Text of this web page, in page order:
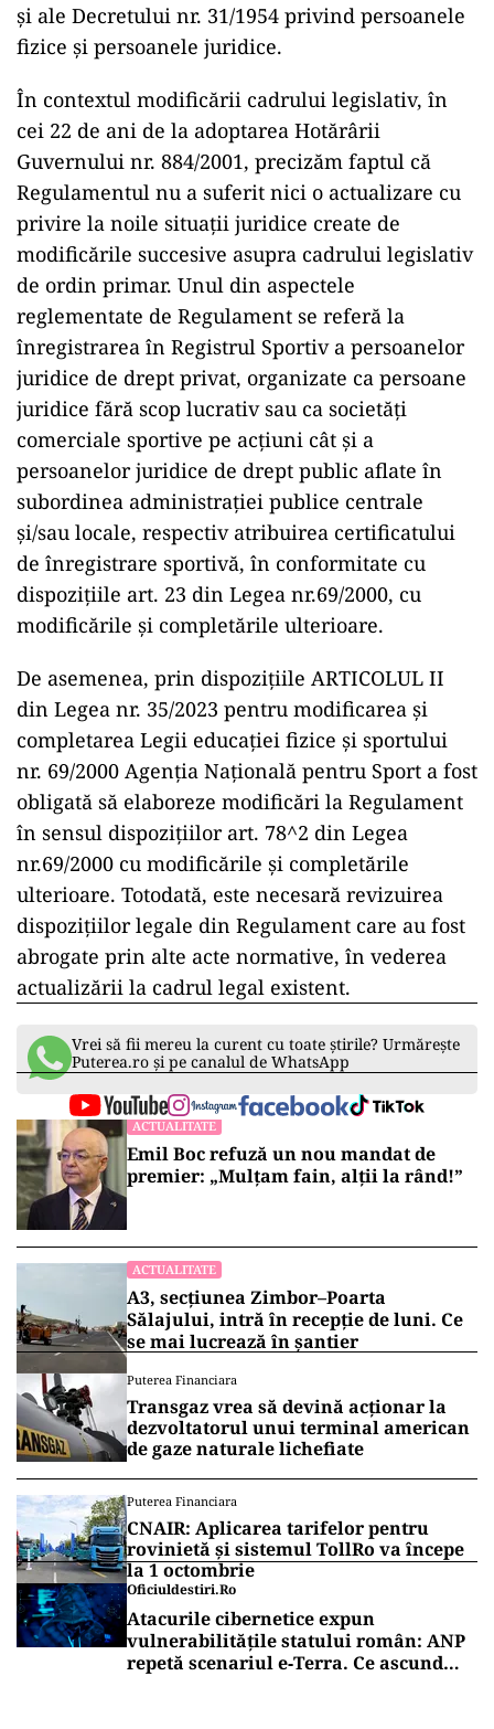
și ale Decretului nr. 31/1954 privind persoanele
fizice și persoanele juridice.
În contextul modificării cadrului legislativ, în
cei 22 de ani de la adoptarea Hotărârii
Guvernului nr. 884/2001, precizăm faptul că
Regulamentul nu a suferit nici o actualizare cu
privire la noile situații juridice create de
modificările succesive asupra cadrului legislativ
de ordin primar. Unul din aspectele
reglementate de Regulament se referă la
înregistrarea în Registrul Sportiv a persoanelor
juridice de drept privat, organizate ca persoane
juridice fără scop lucrativ sau ca societăți
comerciale sportive pe acțiuni cât și a
persoanelor juridice de drept public aflate în
subordinea administrației publice centrale
și/sau locale, respectiv atribuirea certificatului
de înregistrare sportivă, în conformitate cu
dispozițiile art. 23 din Legea nr.69/2000, cu
modificările și completările ulterioare.
De asemenea, prin dispozițiile ARTICOLUL II
din Legea nr. 35/2023 pentru modificarea şi
completarea Legii educației fizice şi sportului
nr. 69/2000 Agenția Națională pentru Sport a fost
obligată să elaboreze modificări la Regulament
în sensul dispozițiilor art. 78^2 din Legea
nr.69/2000 cu modificările și completările
ulterioare. Totodată, este necesară revizuirea
dispozițiilor legale din Regulament care au fost
abrogate prin alte acte normative, în vederea
actualizării la cadrul legal existent.
Vrei să fii mereu la curent cu toate știrile? Urmărește
Puterea.ro și pe canalul de WhatsApp
ACTUALITATE
Emil Boc refuză un nou mandat de
premier: „Mulțam fain, alții la rând!”
ACTUALITATE
A3, secțiunea Zimbor–Poarta
Sălajului, intră în recepție de luni. Ce
se mai lucrează în șantier
Puterea Financiara
Transgaz vrea să devină acționar la
dezvoltatorul unui terminal american
de gaze naturale lichefiate
Puterea Financiara
CNAIR: Aplicarea tarifelor pentru
rovinietă și sistemul TollRo va începe
la 1 octombrie
Oficiuldestiri.ro
Atacurile cibernetice expun
vulnerabilitățile statului român: ANP
repetă scenariul e‑Terra. Ce ascund